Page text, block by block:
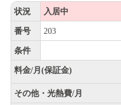
状況 入居中
番号 203
条件
料金/月(保証金)
その他・光熱費/月